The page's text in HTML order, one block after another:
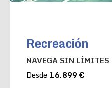
Recreación
NAVEGA SIN LÍMITES
Desde 16.899 €